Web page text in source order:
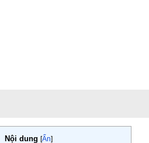
Nội dung [Ẩn]